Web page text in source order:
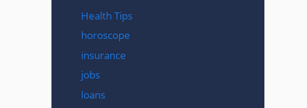
Health Tips
horoscope
insurance
jobs
loans